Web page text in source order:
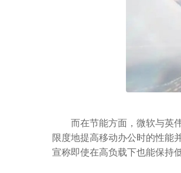
而在节能方面，微软与英伟
限度地提高移动办公时的性能
宣称即使在高负载下也能保持